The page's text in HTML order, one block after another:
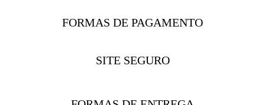
FORMAS DE PAGAMENTO
SITE SEGURO